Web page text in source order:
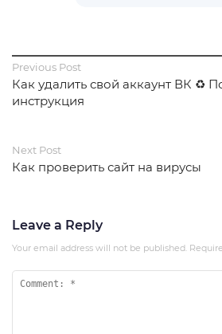
Previous Post
Как удалить свой аккаунт ВК ♻️
инструкция
Next Post
Как проверить сайт на вирусы
Leave a Reply
Your email address will not be published.